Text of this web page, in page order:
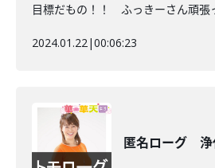
目標だもの！！ ふっきーさん頑張
2024.01.22|00:06:23
匿名ローグ 浄